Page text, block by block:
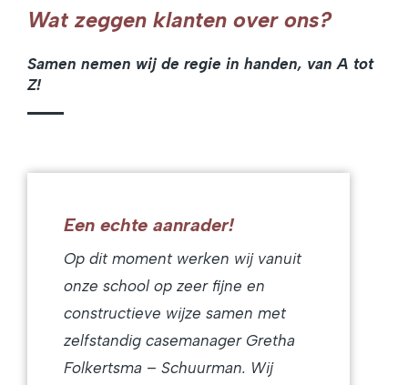
Wat zeggen klanten over ons?
Samen nemen wij de regie in handen, van A tot
Z!
Een echte aanrader!
Op dit moment werken wij vanuit
onze school op zeer fijne en
constructieve wijze samen met
zelfstandig casemanager Gretha
Folkertsma – Schuurman. Wij